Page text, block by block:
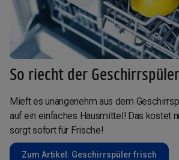
So riecht der
Mieft es unangenehm aus dem
auf ein einfaches Hausmittel! Das kostet
sorgt sofort für Frische!
Zum Artikel: Geschirrspüler frisch